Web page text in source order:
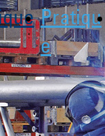
Pratiqu
e